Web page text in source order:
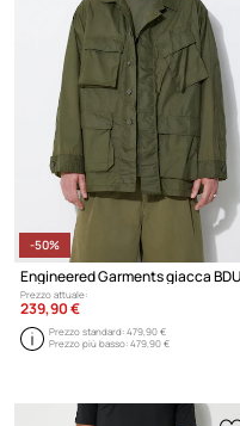
-50%
Prezzo attuale:
239,90 €
Prezzo standard:479,90 €
Prezzo più basso:479,90 €